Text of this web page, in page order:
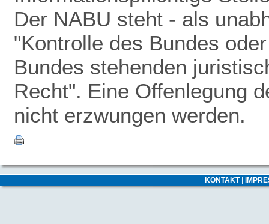
Der NABU steht - als
"Kontrolle des Bundes
Bundes stehenden
Recht". Eine Offenlegung
nicht erzwungen werden.
KONTAKT|